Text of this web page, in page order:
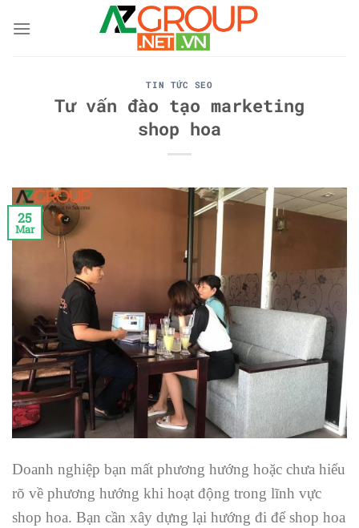
TIN TỨC SEO
Tư vấn đào tạo marketing
shop hoa
25
Mar
Doanh nghiệp bạn mất phương hướng hoặc chưa hiểu
rõ về phương hướng khi hoạt động trong lĩnh vực
shop hoa. Bạn cần xây dựng lại hướng đi để shop hoa